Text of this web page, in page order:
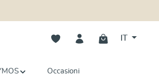
Hai 0 articoli nella lista dei
Occasioni